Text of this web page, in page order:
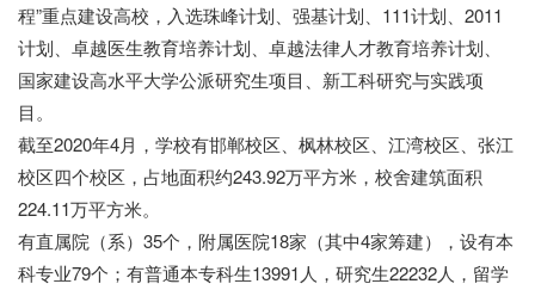
程”重点建设高校，入选珠峰计划、强基计划、111计划、2011
计划、卓越医生教育培养计划、卓越法律人才教育培养计划、
国家建设高水平大学公派研究生项目、新工科研究与实践项
目。
截至2020年4月，学校有邯郸校区、枫林校区、江湾校区、张江
校区四个校区，占地面积约243.92万平方米，校舍建筑面积
224.11万平方米。
有直属院（系）35个，附属医院18家（其中4家筹建），设有本
科专业79个；有普通本专科生13991人，研究生22232人，留学